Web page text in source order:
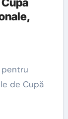
de Cupă